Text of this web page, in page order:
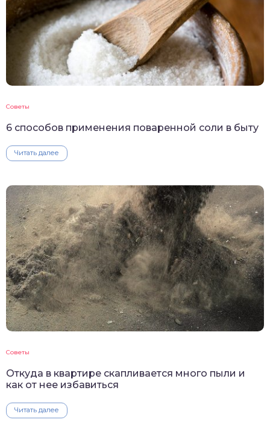
Советы
6 способов применения поваренной соли в быту
Читать далее
Советы
Откуда в квартире скапливается много пыли и
как от нее избавиться
Читать далее